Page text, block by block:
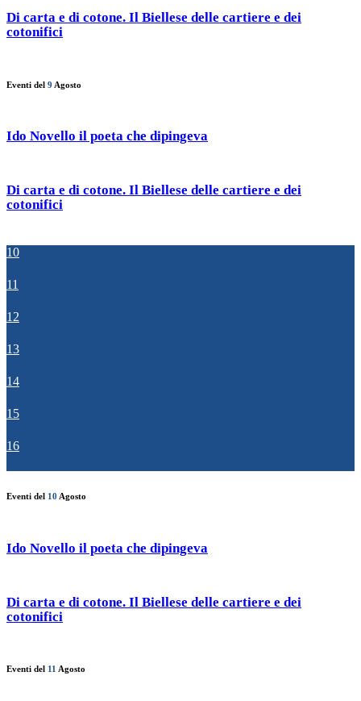
Di carta e di cotone. Il Biellese delle cartiere e dei
cotonifici
Eventi del 9 Agosto
Ido Novello il poeta che dipingeva
Di carta e di cotone. Il Biellese delle cartiere e dei
cotonifici
10
11
12
13
14
15
16
Eventi del 10 Agosto
Ido Novello il poeta che dipingeva
Di carta e di cotone. Il Biellese delle cartiere e dei
cotonifici
Eventi del 11 Agosto